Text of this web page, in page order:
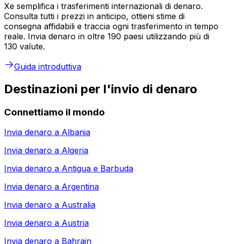
Xe semplifica i trasferimenti internazionali di denaro.
Consulta tutti i prezzi in anticipo, ottieni stime di
consegna affidabili e traccia ogni trasferimento in tempo
reale. Invia denaro in oltre 190 paesi utilizzando più di
130 valute.
Guida introduttiva
Destinazioni per l'invio di denaro
Connettiamo il mondo
Invia denaro a Albania
Invia denaro a Algeria
Invia denaro a Antigua e Barbuda
Invia denaro a Argentina
Invia denaro a Australia
Invia denaro a Austria
Invia denaro a Bahrain